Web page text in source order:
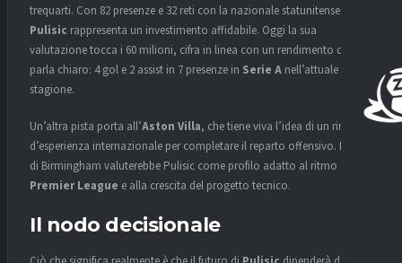
trequarti. Con 82 presenze e 32 reti con la nazionale statunitense,
Pulisic rappresenta un investimento affidabile. Oggi la sua
valutazione tocca i 60 milioni, cifra in linea con un rendimento che
parla chiaro: 4 gol e 2 assist in 7 presenze in Serie A nell’attuale
stagione.
Un’altra pista porta all’Aston Villa, che tiene viva l’idea di un rinforzo
d’esperienza internazionale per completare il reparto offensivo. Il club
di Birmingham valuterebbe Pulisic come profilo adatto al ritmo della
Premier League e alla crescita del progetto tecnico.
Il nodo decisionale